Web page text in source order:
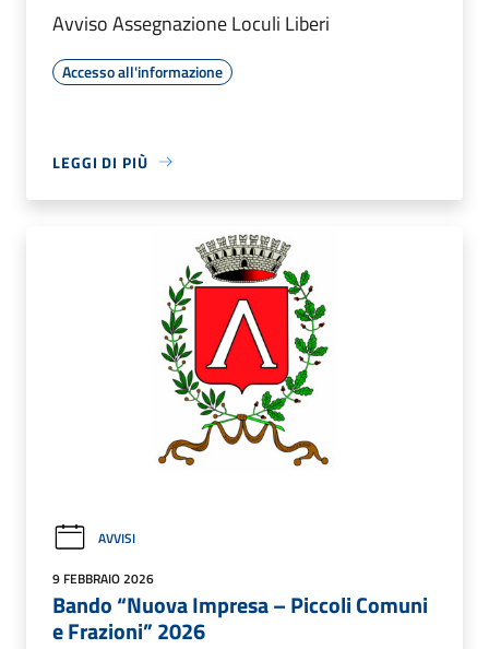
Avviso Assegnazione Loculi Liberi
Accesso all'informazione
LEGGI DI PIÙ
AVVISI
9 FEBBRAIO 2026
Bando “Nuova Impresa – Piccoli Comuni
e Frazioni” 2026